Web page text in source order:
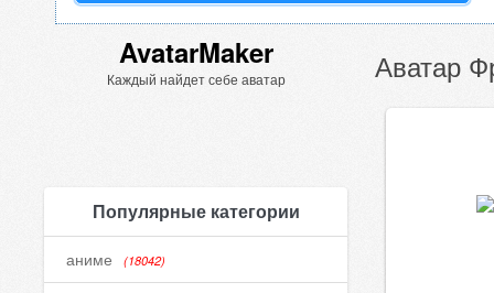
AvatarMaker
Каждый найдет себе аватар
Популярные категории
аниме (18042)
Аватар